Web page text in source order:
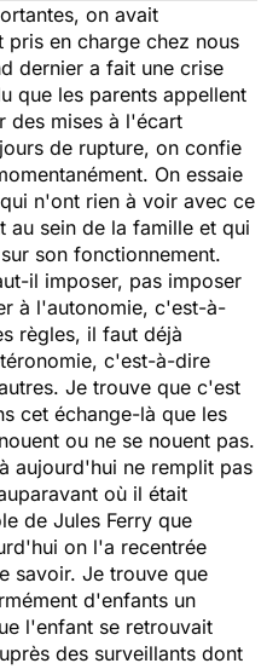
on avait
pris en charge chez nous
dernier a fait une crise
que les parents appellent
des mises à l'écart
de rupture, on confie
On essaie
n'ont rien à voir avec ce
au sein de la famille et qui
son fonctionnement.
il imposer, pas imposer
à l'autonomie, c'est-à-
règles, il faut déjà
c'est-à-dire
Je trouve que c'est
cet échange-là que les
ou ne se nouent pas.
aujourd'hui ne remplit pas
où il était
de Jules Ferry que
on l'a recentrée
savoir. Je trouve que
d'enfants un
l'enfant se retrouvait
des surveillants dont